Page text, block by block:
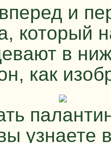
и
который
в
как
узнаете